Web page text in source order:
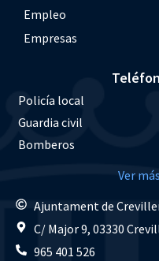
Empleo
Empresas
Policía local
Guardia civil
Bomberos
Ver
Ajuntament de
C/ Major 9, 03330
965 401 526